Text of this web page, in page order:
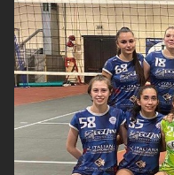
STRUTTURE
MEDIA
INFO
VOLLEURHOPE